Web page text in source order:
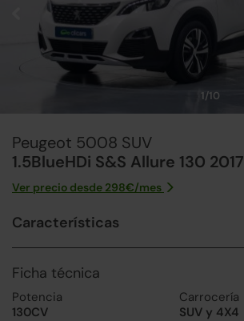
1/10
Peugeot 5008 SUV
1.5BlueHDi S&S Allure 130 2017
Ver precio desde 298€/mes
Características
Ficha técnica
Potencia
130CV
Carrocería
SUV y 4X4